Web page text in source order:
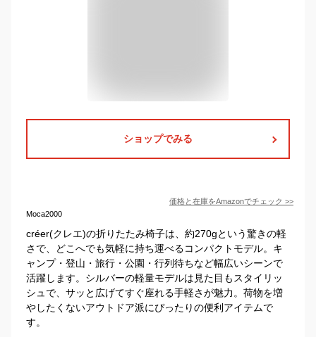
ショップでみる
価格と在庫をAmazonでチェック >>
Moca2000
créer(クレエ)の折りたたみ椅子は、約270gという驚きの軽
さで、どこへでも気軽に持ち運べるコンパクトモデル。キ
ャンプ・登山・旅行・公園・行列待ちなど幅広いシーンで
活躍します。シルバーの軽量モデルは見た目もスタイリッ
シュで、サッと広げてすぐ座れる手軽さが魅力。荷物を増
やしたくないアウトドア派にぴったりの便利アイテムで
す。